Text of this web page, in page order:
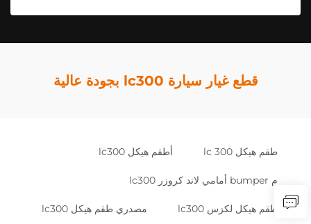
قطع غيار سيارة lc300 بجودة عالية
طقم هيكل lc 300 أطقم هيكل lc300
م bumper أمامي لاند كروزر lc300
طقم هيكل لكزس lc300 مصدري طقم هيكل lc300